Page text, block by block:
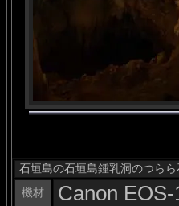
石垣島の石垣島鍾乳洞のつらら
機材
Canon